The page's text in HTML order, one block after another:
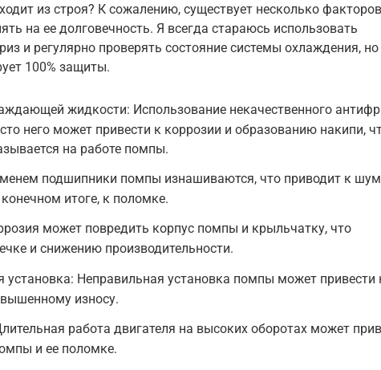
из строя? К сожалению, существует несколько
на ее долговечность. Я всегда стараюсь использовать
и регулярно проверять состояние системы охлаждения, но
100% защиты.
жидкости: Использование некачественного
него может привести к коррозии и образованию накипи,
на работе помпы.
подшипники помпы изнашиваются, что приводит к
итоге, к поломке.
может повредить корпус помпы и крыльчатку, что
и снижению производительности.
установка: Неправильная установка помпы может привести
износу.
работа двигателя на высоких оборотах может
и ее поломке.